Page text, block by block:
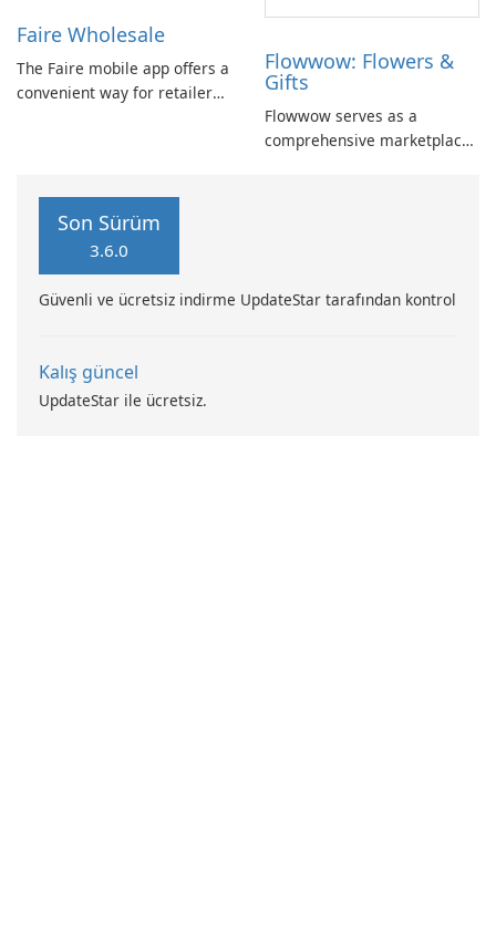
CDEK Delivery & Parcel
Tracker App is here to
simplify …
Faire Wholesale
The Faire mobile app offers a
convenient way for retailers
wholesale orders and
discover a wide range of new
Flowwow: Flowers &
Gifts
Flowwow serves as a
comprehensive marketplace
accessories through an
Son Sürüm
3.6.0
Güvenli ve ücretsiz indirme UpdateStar tarafından kontrol
Kalış güncel
UpdateStar ile ücretsiz.